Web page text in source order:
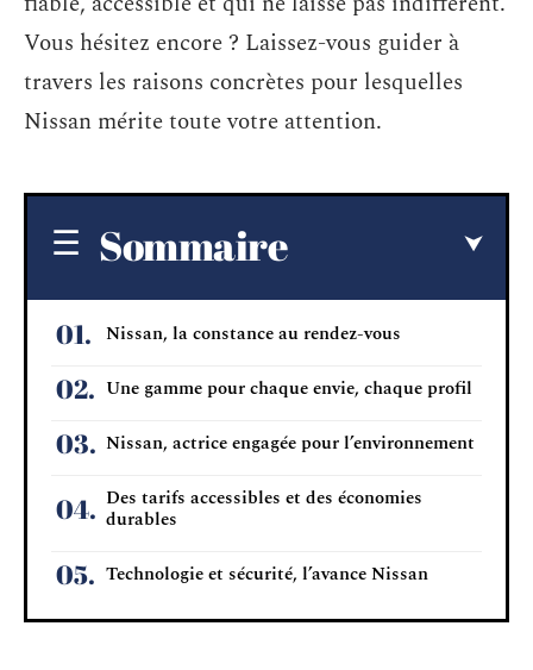
Vous hésitez encore ? Laissez-vous guider à
travers les raisons concrètes pour lesquelles
Nissan mérite toute votre attention.
Sommaire
Nissan, la constance au rendez-vous
Une gamme pour chaque envie, chaque profil
Nissan, actrice engagée pour l’environnement
Des tarifs accessibles et des économies
durables
Technologie et sécurité, l’avance Nissan